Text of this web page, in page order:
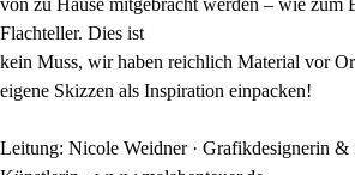
von zu Hause mitgebracht werden – wie zum
Flachteller. Dies ist
kein Muss, wir haben reichlich Material vor
eigene Skizzen als Inspiration einpacken!
Leitung: Nicole Weidner · Grafikdesignerin &